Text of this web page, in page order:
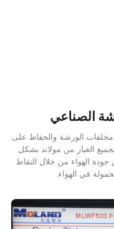
الصناعي
الورشة والحفاظ على
الغبار من مولاند بشكل
الهواء من خلال التقاط
في الهواء.